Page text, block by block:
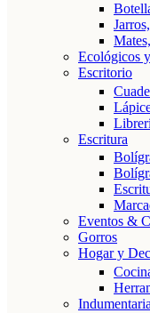
Ecológicos
Escritorio
Escritura
Eventos &
Gorros
Hogar y
Indumentaria